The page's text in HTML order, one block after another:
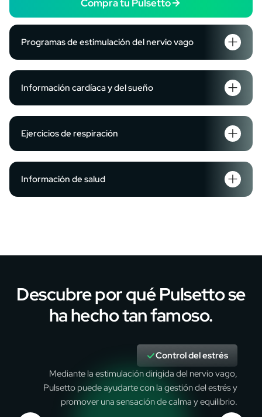
Compra tu Pulsetto
Programas de estimulación del nervio vago
Información cardíaca y del sueño
Ejercicios de respiración
Información de salud
Descubre por qué Pulsetto se
ha hecho tan famoso.
Control del estrés
Mediante la estimulación dirigida del nervio vago,
Pulsetto puede ayudarte con la gestión del estrés y
promover una sensación de calma y equilibrio.